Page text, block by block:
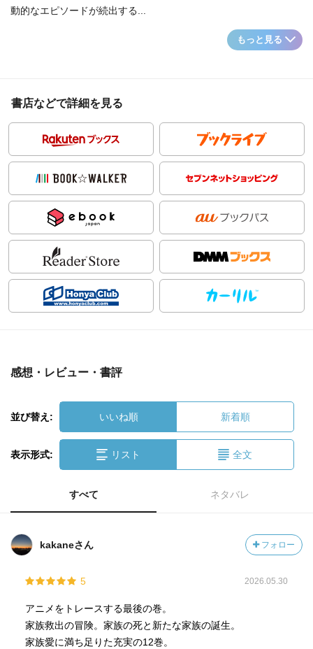
動的なエピソードが続出する...
もっと見る
書店などで詳細を見る
感想・レビュー・書評
並び替え: いいね順 新着順
表示形式: リスト 全文
すべて ネタバレ
kakaneさん フォロー
5 2026.05.30
アニメをトレースする最後の巻。
家族救出の冒険。家族の死と新たな家族の誕生。
家族愛に満ち足りた充実の12巻。